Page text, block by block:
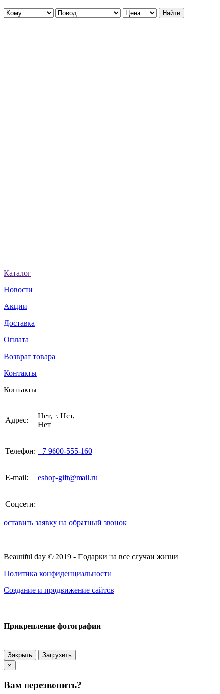
Каталог
Новости
Акции
Доставка
Оплата
Возврат товара
Контакты
Контакты
Адрес:
Нет, г. Нет,
Нет
Телефон: +7 9600-555-160
E-mail: eshop-gift@mail.ru
Соцсети:
оставить заявку на обратный звонок
Beautiful day © 2019 - Подарки на все случаи жизни
Политика конфиденциальности
Создание и продвижение сайтов
Прикрепление фотографии
Закрыть
Загрузить
×
Вам перезвонить?